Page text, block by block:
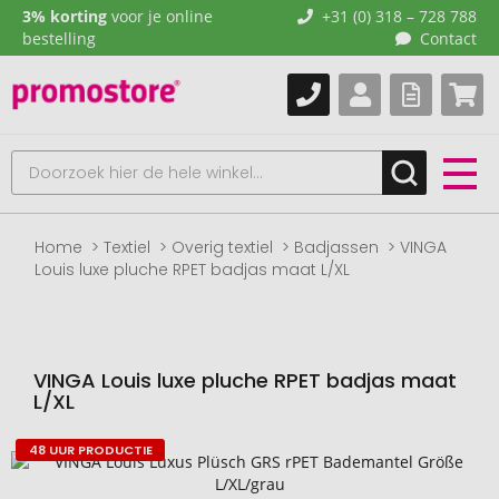
3% korting voor je online
bestelling
+31 (0) 318 – 728 788
Contact
Home Textiel Overig textiel Badjassen
VINGA
Louis luxe pluche RPET badjas maat L/XL
VINGA Louis luxe pluche RPET badjas maat
L/XL
Naar
48 UUR PRODUCTIE